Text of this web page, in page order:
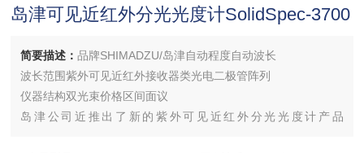
岛津可见近红外分光光度计SolidSpec-3700
简要描述：品牌SHIMADZU/岛津自动程度自动波长
波长范围紫外可见近红外接收器类光电二极管阵列
仪器结构双光束价格区间面议
岛津公司近推出了新的紫外可见近红外分光光度计产品